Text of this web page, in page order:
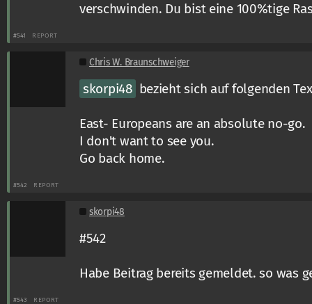
verschwinden. Du bist eine 100%tige
#541 REPORT
Chris W. Braunschweiger
skorpi48 bezieht sich auf folgenden
East- Europeans are an absolute no-go.
I don't want to see you.
Go back home.
#542 REPORT
skorpi48
#542
Habe Beitrag bereits gemeldet. so was
#543 REPORT